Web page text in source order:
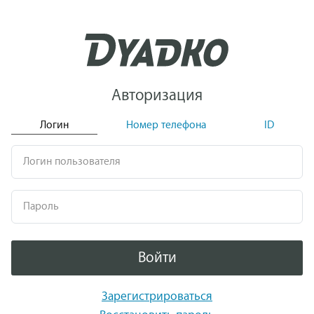
Авторизация
Логин Номер телефона ID
Логин пользователя
Пароль
Войти
Зарегистрироваться